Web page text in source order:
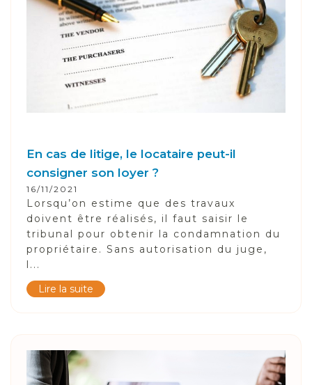
En cas de litige, le locataire peut-il
consigner son loyer ?
16/11/2021
Lorsqu’on estime que des travaux
doivent être réalisés, il faut saisir le
tribunal pour obtenir la condamnation du
propriétaire. Sans autorisation du juge,
l...
Lire la suite